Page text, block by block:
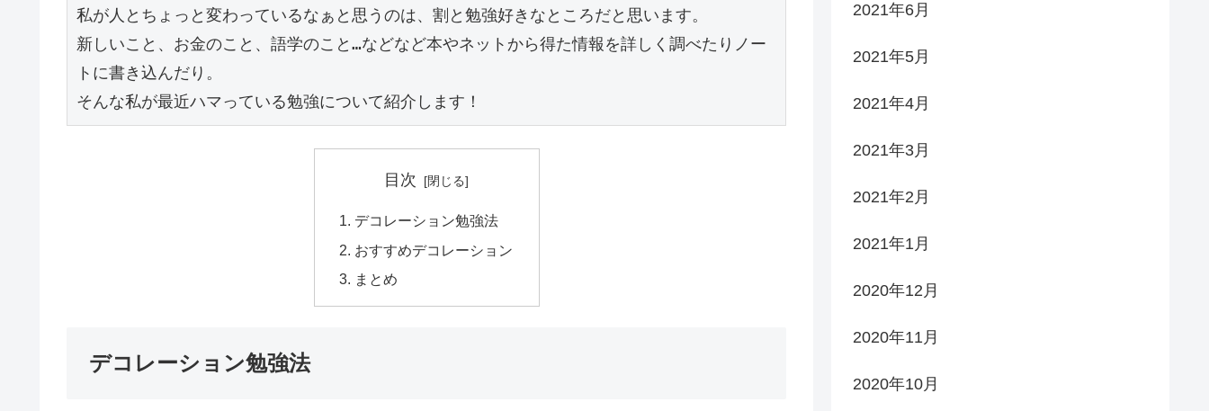
私が人とちょっと変わっているなぁと思うのは、割と勉強好きなところだと思います。
新しいこと、お金のこと、語学のこと…などなど本やネットから得た情報を詳しく調べたりノー
トに書き込んだり。
そんな私が最近ハマっている勉強について紹介します！
目次
デコレーション勉強法
おすすめデコレーション
まとめ
デコレーション勉強法
2021年6月
2021年5月
2021年4月
2021年3月
2021年2月
2021年1月
2020年12月
2020年11月
2020年10月